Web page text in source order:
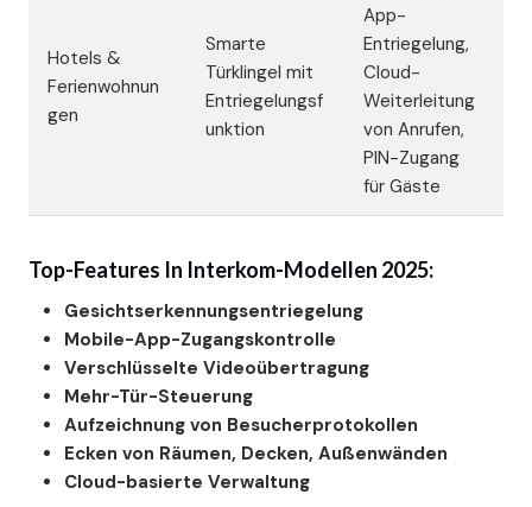
Hotels &
Ferienwohnun
gen
Smarte
Türklingel mit
Entriegelungsf
unktion
App-
Entriegelung,
Cloud-
Weiterleitung
von Anrufen,
PIN-Zugang
für Gäste
Top-Features In Interkom-Modellen 2025:
Gesichtserkennungsentriegelung
Mobile-App-Zugangskontrolle
Verschlüsselte Videoübertragung
Mehr-Tür-Steuerung
Aufzeichnung von Besucherprotokollen
Ecken von Räumen, Decken, Außenwänden
Cloud-basierte Verwaltung